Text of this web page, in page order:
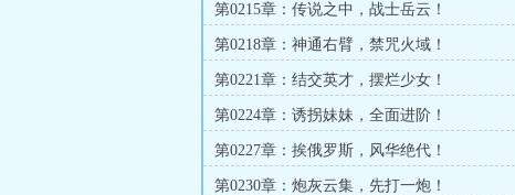
第0215章：传说之中，战士岳云！
第0218章：神通右臂，禁咒火域！
第0221章：结交英才，摆烂少女！
第0224章：诱拐妹妹，全面进阶！
第0227章：挨俄罗斯，风华绝代！
第0230章：炮灰云集，先打一炮！